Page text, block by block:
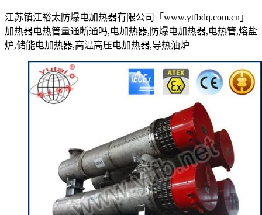
江苏镇江裕太防爆电加热器有限公司「www.ytfbdq.com.cn」
加热器电热管量通断通吗,电加热器,防爆电加热器,电热管,熔盐
炉,储能电加热器,高温高压电加热器,导热油炉